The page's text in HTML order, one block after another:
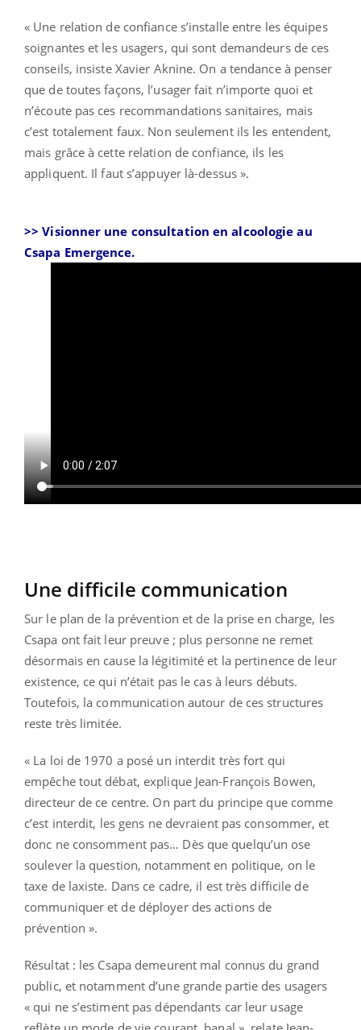
« Une relation de confiance s’installe entre les équipes
soignantes et les usagers, qui sont demandeurs de ces
conseils, insiste Xavier Aknine. On a tendance à penser
que de toutes façons, l’usager fait n’importe quoi et
n’écoute pas ces recommandations sanitaires, mais
c’est totalement faux. Non seulement ils les entendent,
mais grâce à cette relation de confiance, ils les
appliquent. Il faut s’appuyer là-dessus ».
>> Visionner une consultation en alcoologie au
Csapa Emergence.
Une difficile communication
Sur le plan de la prévention et de la prise en charge, les
Csapa ont fait leur preuve ; plus personne ne remet
désormais en cause la légitimité et la pertinence de leur
existence, ce qui n’était pas le cas à leurs débuts.
Toutefois, la communication autour de ces structures
reste très limitée.
« La loi de 1970 a posé un interdit très fort qui
empêche tout débat, explique Jean-François Bowen,
directeur de ce centre. On part du principe que comme
c’est interdit, les gens ne devraient pas consommer, et
donc ne consomment pas… Dès que quelqu’un ose
soulever la question, notamment en politique, on le
taxe de laxiste. Dans ce cadre, il est très difficile de
communiquer et de déployer des actions de
prévention ».
Résultat : les Csapa demeurent mal connus du grand
public, et notamment d’une grande partie des usagers
« qui ne s’estiment pas dépendants car leur usage